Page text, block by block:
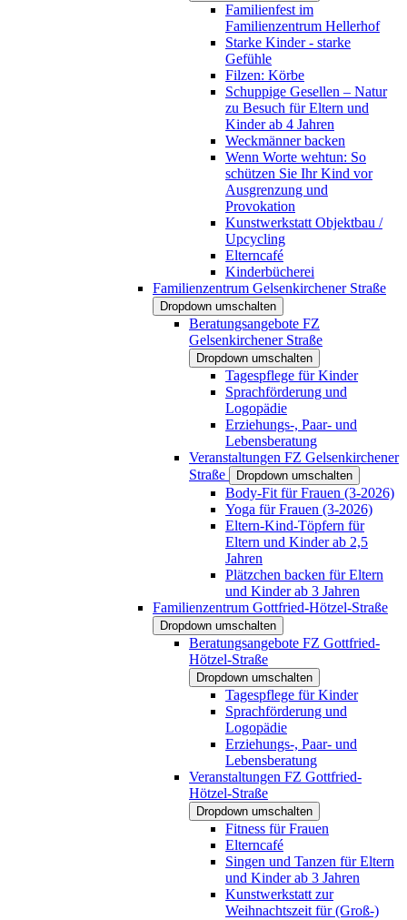
Familienfest im
Familienzentrum Hellerhof
Starke Kinder - starke
Gefühle
Filzen: Körbe
Schuppige Gesellen – Natur
zu Besuch für Eltern und
Kinder ab 4 Jahren
Weckmänner backen
Wenn Worte wehtun: So
schützen Sie Ihr Kind vor
Ausgrenzung und
Provokation
Kunstwerkstatt Objektbau /
Upcycling
Elterncafé
Kinderbücherei
Familienzentrum Gelsenkirchener Straße
Dropdown umschalten
Beratungsangebote FZ
Gelsenkirchener Straße
Dropdown umschalten
Tagespflege für Kinder
Sprachförderung und
Logopädie
Erziehungs-, Paar- und
Lebensberatung
Veranstaltungen FZ Gelsenkirchener
Straße
Dropdown umschalten
Body-Fit für Frauen (3-2026)
Yoga für Frauen (3-2026)
Eltern-Kind-Töpfern für
Eltern und Kinder ab 2,5
Jahren
Plätzchen backen für Eltern
und Kinder ab 3 Jahren
Familienzentrum Gottfried-Hötzel-Straße
Dropdown umschalten
Beratungsangebote FZ Gottfried-
Hötzel-Straße
Dropdown umschalten
Tagespflege für Kinder
Sprachförderung und
Logopädie
Erziehungs-, Paar- und
Lebensberatung
Veranstaltungen FZ Gottfried-
Hötzel-Straße
Dropdown umschalten
Fitness für Frauen
Elterncafé
Singen und Tanzen für Eltern
und Kinder ab 3 Jahren
Kunstwerkstatt zur
Weihnachtszeit für (Groß-)